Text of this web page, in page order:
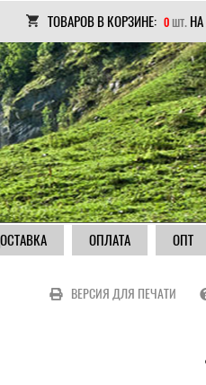
ТОВАРОВ В КОРЗИНЕ: 0 шт.
ОПЛАТА ОПТ
ВЕРСИЯ ДЛЯ ПЕЧАТИ